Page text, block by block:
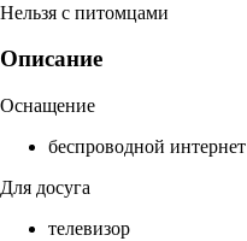
Нельзя с питомцами
Описание
Оснащение
беспроводной
Для досуга
телевизор